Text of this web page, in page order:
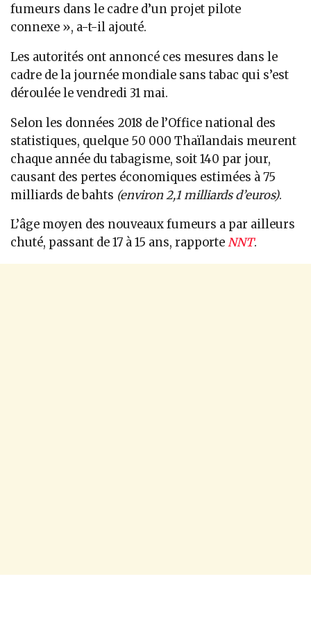
fumeurs dans le cadre d’un projet pilote
connexe », a-t-il ajouté.
Les autorités ont annoncé ces mesures dans le
cadre de la journée mondiale sans tabac qui s’est
déroulée le vendredi 31 mai.
Selon les données 2018 de l’Office national des
statistiques, quelque 50 000 Thaïlandais meurent
chaque année du tabagisme, soit 140 par jour,
causant des pertes économiques estimées à 75
milliards de bahts (environ 2,1 milliards d’euros).
L’âge moyen des nouveaux fumeurs a par ailleurs
chuté, passant de 17 à 15 ans, rapporteNNT.